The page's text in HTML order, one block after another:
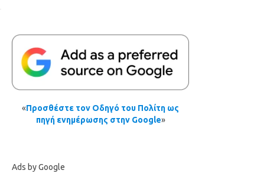
«Προσθέστε τον Οδηγό του Πολίτη ως
πηγή ενημέρωσης στην Google»
Ads by Google